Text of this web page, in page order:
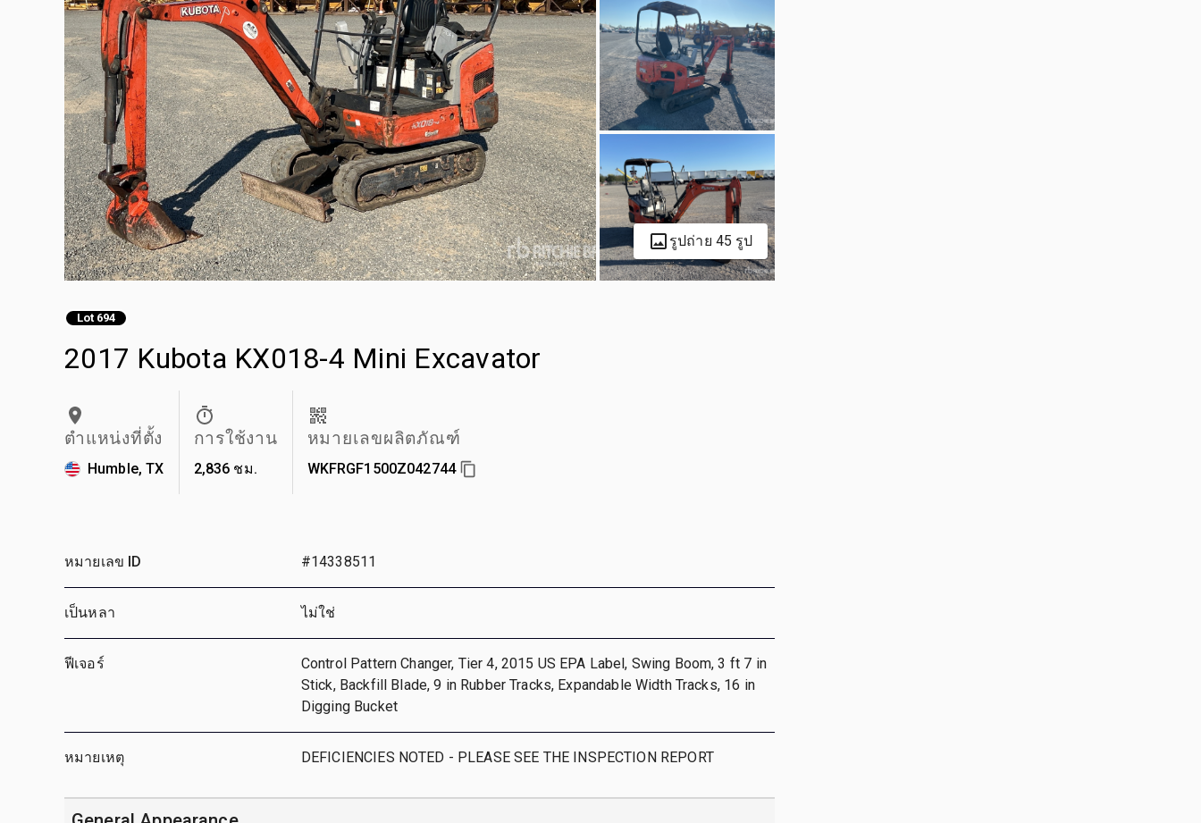
รูปถ่าย 45 รูป
Lot 694
2017 Kubota KX018-4 Mini Excavator
ตำแหน่งที่ตั้ง
Humble, TX
การใช้งาน
2,836 ชม.
หมายเลขผลิตภัณฑ์
WKFRGF1500Z042744
หมายเลข ID #14338511
เป็นหลา ไม่ใช่
ฟีเจอร์
Control Pattern Changer, Tier 4, 2015 US EPA Label, Swing Boom, 3 ft 7 in
Stick, Backfill Blade, 9 in Rubber Tracks, Expandable Width Tracks, 16 in
Digging Bucket
หมายเหตุ DEFICIENCIES NOTED - PLEASE SEE THE INSPECTION REPORT